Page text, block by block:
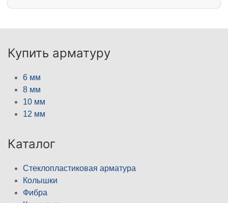
Купить арматуру
6 мм
8 мм
10 мм
12 мм
Каталог
Стеклопластиковая арматура
Колышки
Фибра